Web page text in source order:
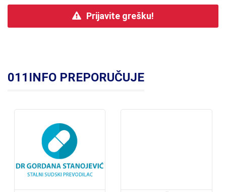
Prijavite grešku!
011INFO PREPORUČUJE